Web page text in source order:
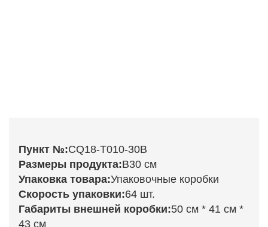
Пункт №:CQ18-T010-30B
Размеры продукта:В30 см
Упаковка товара:Упаковочные коробки
Скорость упаковки:64 шт.
Габариты внешней коробки:50 см * 41 см *
43 см